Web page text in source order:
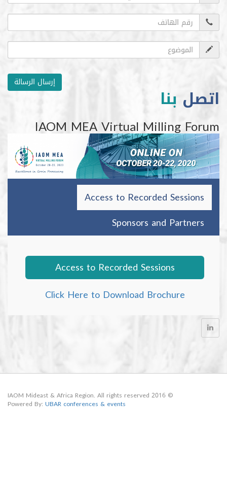
إرسال الرسالة
بنا
IAOM MEA Virtual Milling
Access to Recorded
Sponsors and
Access to Recorded Sessions
Click Here to Download Brochure
Powered By:UBAR conferences & events